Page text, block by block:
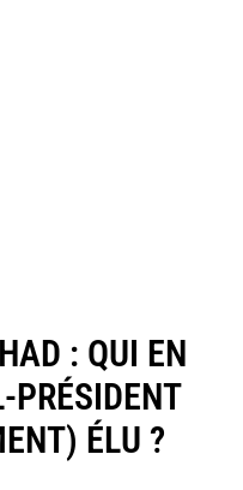
: QUI EN
PRÉSIDENT
ÉLU ?